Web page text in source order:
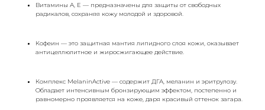
Витамины А, Е — предназначены для защиты от свободных
радикалов, сохраняя кожу молодой и здоровой.
Кофеин — это защитная мантия липидного слоя кожи, оказывает
антицеллюлитное и жиросжигающее действие.
Комплекс MelaninActivе — содержит ДГА, меланин и эритрулозу.
Обладает интенсивным бронзирующим эффектом, постепенно и
равномерно проявляется на коже, даря красивый оттенок загара.